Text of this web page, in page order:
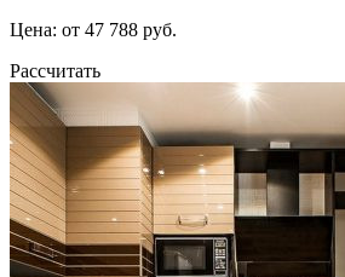
Цена: от 47 788 руб.
Рассчитать